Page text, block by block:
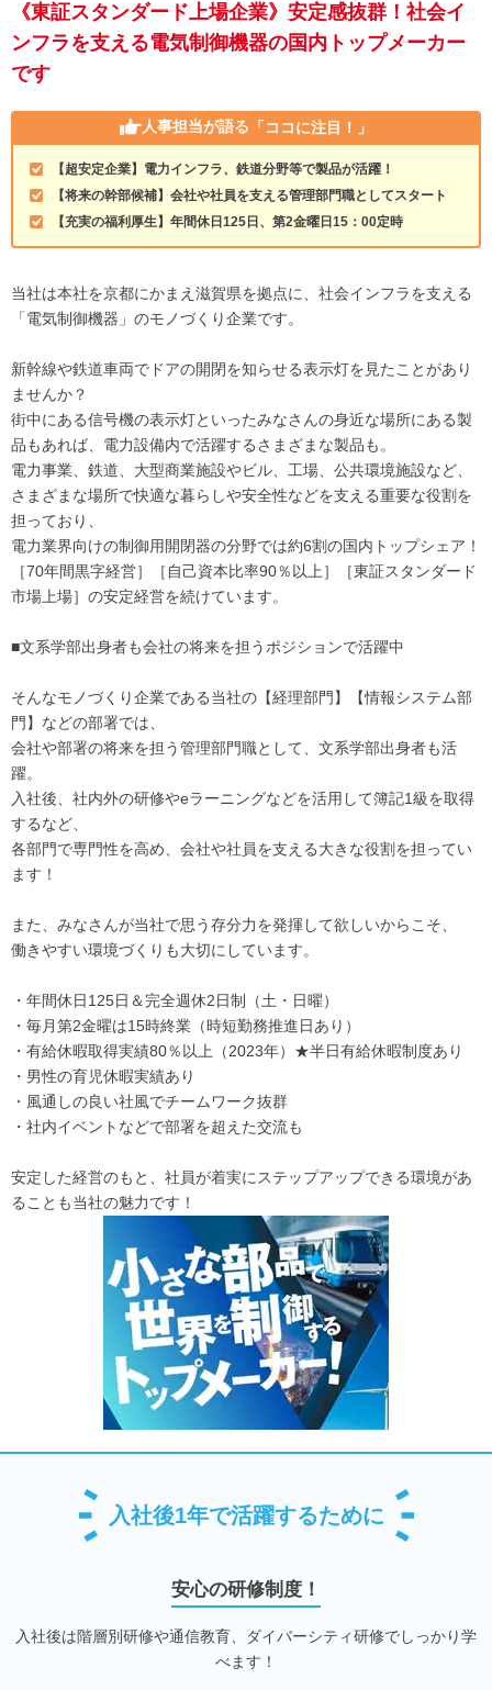
《東証スタンダード上場企業》安定感抜群！社会イ
ンフラを支える電気制御機器の国内トップメーカー
です
人事担当が語る 「ココに注目！」
【超安定企業】電力インフラ、鉄道分野等で製品が活躍！
【将来の幹部候補】会社や社員を支える管理部門職としてスタート
【充実の福利厚生】年間休日125日、第2金曜日15：00定時
当社は本社を京都にかまえ滋賀県を拠点に、社会インフラを支える
「電気制御機器」のモノづくり企業です。
新幹線や鉄道車両でドアの開閉を知らせる表示灯を見たことがあり
ませんか？
街中にある信号機の表示灯といったみなさんの身近な場所にある製
品もあれば、電力設備内で活躍するさまざまな製品も。
電力事業、鉄道、大型商業施設やビル、工場、公共環境施設など、
さまざまな場所で快適な暮らしや安全性などを支える重要な役割を
担っており、
電力業界向けの制御用開閉器の分野では約6割の国内トップシェア！
［70年間黒字経営］［自己資本比率90％以上］［東証スタンダード
市場上場］の安定経営を続けています。
■文系学部出身者も会社の将来を担うポジションで活躍中
そんなモノづくり企業である当社の【経理部門】【情報システム部
門】などの部署では、
会社や部署の将来を担う管理部門職として、文系学部出身者も活
躍。
入社後、社内外の研修やeラーニングなどを活用して簿記1級を取得
するなど、
各部門で専門性を高め、会社や社員を支える大きな役割を担ってい
ます！
また、みなさんが当社で思う存分力を発揮して欲しいからこそ、
働きやすい環境づくりも大切にしています。
・年間休日125日＆完全週休2日制（土・日曜）
・毎月第2金曜は15時終業（時短勤務推進日あり）
・有給休暇取得実績80％以上（2023年）★半日有給休暇制度あり
・男性の育児休暇実績あり
・風通しの良い社風でチームワーク抜群
・社内イベントなどで部署を超えた交流も
安定した経営のもと、社員が着実にステップアップできる環境があ
ることも当社の魅力です！
入社後1年で活躍するために
安心の研修制度！
入社後は階層別研修や通信教育、ダイバーシティ研修でしっかり学
べます！